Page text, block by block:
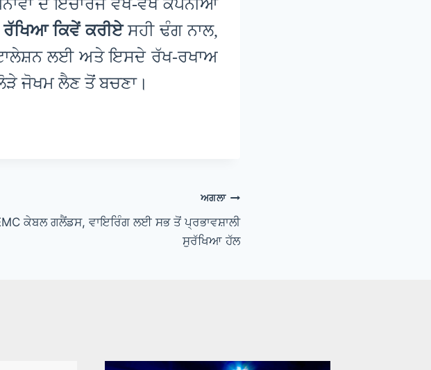
ਦੇ ਇੰਚਾਰਜ ਵੱਖ-ਵੱਖ ਕੰਪਨੀਆਂ
ਰੱਖਿਆ ਕਿਵੇਂ ਕਰੀਏਸਹੀ ਢੰਗ ਨਾਲ,
ਲਈ ਅਤੇ ਇਸਦੇ ਰੱਖ-ਰਖਾਅ
ਜੋਖਮ ਲੈਣ ਤੋਂ ਬਚਣਾ।
ਅਗਲਾ
ਕੇਬਲ ਗਲੈਂਡਸ, ਵਾਇਰਿੰਗ ਲਈ ਸਭ ਤੋਂ ਪ੍ਰਭਾਵਸ਼ਾਲੀ
ਸੁਰੱਖਿਆ ਹੱਲ